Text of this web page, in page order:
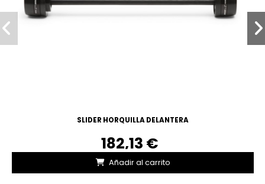
SLIDER HORQUILLA DELANTERA
182,13 €
Añadir al carrito